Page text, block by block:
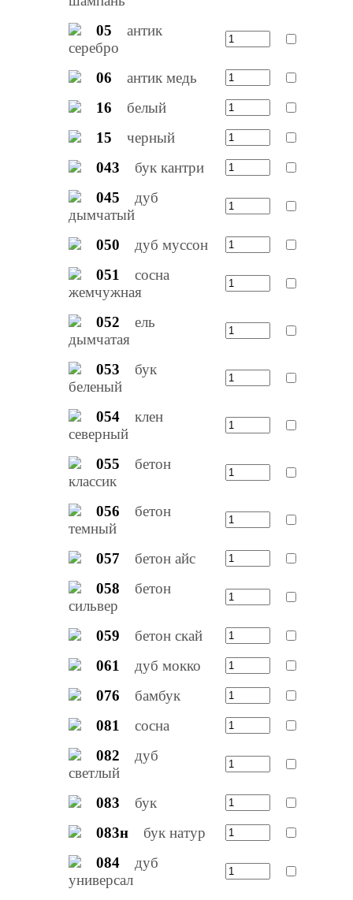
05
антик
серебро
06
антик медь
16
белый
15
черный
043
бук кантри
045
дуб
дымчатый
050
дуб муссон
051
сосна
жемчужная
052
ель
дымчатая
053
бук
беленый
054
клен
северный
055
бетон
классик
056
бетон
темный
057
бетон айс
058
бетон
сильвер
059
бетон скай
061
дуб мокко
076
бамбук
081
сосна
082
дуб
светлый
083
бук
083н
бук натур
084
дуб
универсал